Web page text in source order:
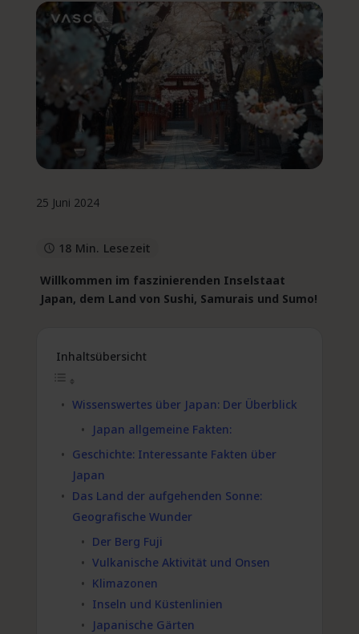
25 Juni 2024
18 Min. Lesezeit
Willkommen im faszinierenden Inselstaat
Japan, dem Land von Sushi, Samurais und Sumo!
Inhaltsübersicht
Wissenswertes über Japan: Der Überblick
Japan allgemeine Fakten:
Geschichte: Interessante Fakten über
Japan
Das Land der aufgehenden Sonne:
Geografische Wunder
Der Berg Fuji
Vulkanische Aktivität und Onsen
Klimazonen
Inseln und Küstenlinien
Japanische Gärten